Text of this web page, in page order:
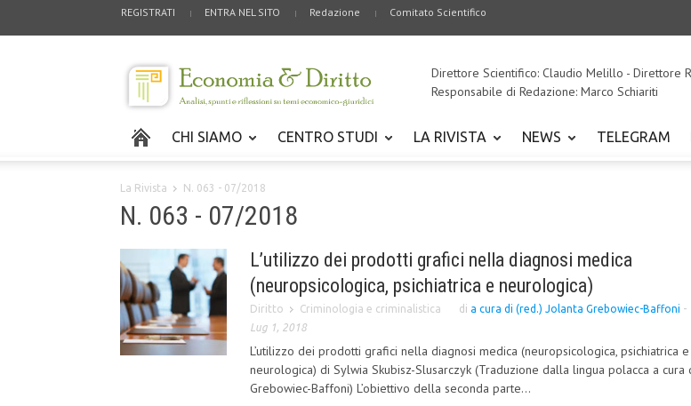
REGISTRATI ENTRA NEL SITO Redazione Comitato Scientifico
Direttore Scientifico: Claudio Melillo - Direttore
Responsabile di Redazione: Marco Schiariti
CHI SIAMO CENTRO STUDI LA RIVISTA NEWS TELEGRAM
La Rivista N. 063 - 07/2018
N. 063 - 07/2018
L’utilizzo dei prodotti grafici nella diagnosi medica
(neuropsicologica, psichiatrica e neurologica)
Diritto Criminologia e criminalistica di a cura di (red.) Jolanta Grebowiec-Baffoni -
Lug 1, 2018
L’utilizzo dei prodotti grafici nella diagnosi medica (neuropsicologica, psichiatrica e
neurologica) di Sylwia Skubisz-Slusarczyk (Traduzione dalla lingua polacca a cura
Grebowiec-Baffoni) L’obiettivo della seconda parte...